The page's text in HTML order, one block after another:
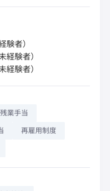
験者）
経験者）
経験者）
残業手当
再雇用制度